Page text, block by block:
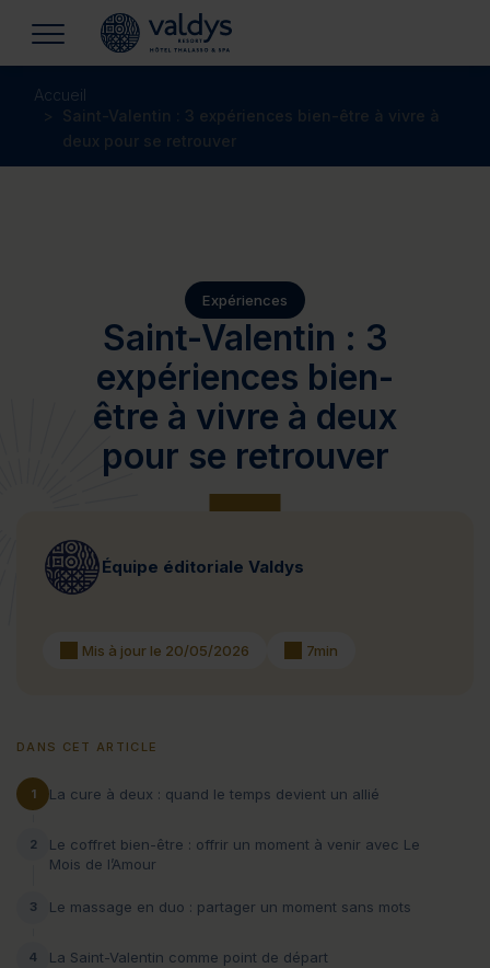
Accueil
Saint-Valentin : 3 expériences bien-être à vivre à
deux pour se retrouver
Expériences
Saint-Valentin : 3
expériences bien-
être à vivre à deux
pour se retrouver
Équipe éditoriale Valdys
Mis à jour le 20/05/2026 7min
DANS CET ARTICLE
1 La cure à deux : quand le temps devient un allié
2
Le coffret bien-être : offrir un moment à venir avec Le
Mois de l’Amour
3 Le massage en duo : partager un moment sans mots
4 La Saint-Valentin comme point de départ